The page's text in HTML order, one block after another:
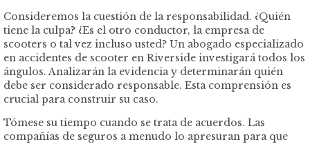
Consideremos la cuestión de la responsabilidad. ¿Quién
tiene la culpa? ¿Es el otro conductor, la empresa de
scooters o tal vez incluso usted? Un abogado especializado
en accidentes de scooter en Riverside investigará todos los
ángulos. Analizarán la evidencia y determinarán quién
debe ser considerado responsable. Esta comprensión es
crucial para construir su caso.
Tómese su tiempo cuando se trata de acuerdos. Las
compañías de seguros a menudo lo apresuran para que